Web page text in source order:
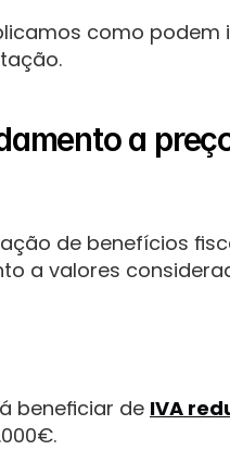
como podem
a
de benefícios
a valores
beneficiar de IVA